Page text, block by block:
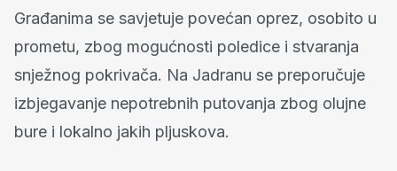
Građanima se savjetuje povećan oprez, osobito u
prometu, zbog mogućnosti poledice i stvaranja
snježnog pokrivača. Na Jadranu se preporučuje
izbjegavanje nepotrebnih putovanja zbog olujne
bure i lokalno jakih pljuskova.